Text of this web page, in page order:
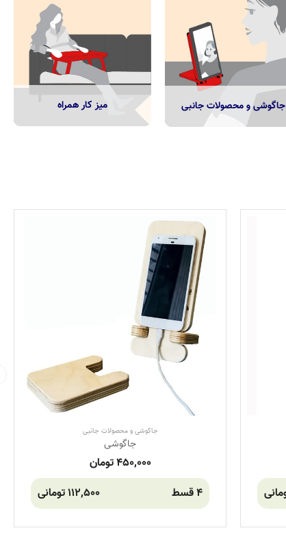
میز کار همراه جاگوشی و محصولات جانبی
جاگوشی و محصولات جانبی
جاگوشی
450,000 تومان
4 قسط
112,500 تومانی